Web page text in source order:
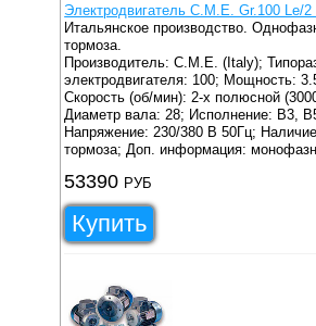
Электродвигатель C.M.E. Gr.100 Le/
Итальянское производство.
тормоза.
Производитель: C.M.E. (Italy);
электродвигателя: 100; Мощность:
Скорость (об/мин): 2-х полюсной
Диаметр вала: 28; Исполнение: B3,
Напряжение: 230/380 В 50Гц;
тормоза; Доп. информация:
53390 РУБ
Купить